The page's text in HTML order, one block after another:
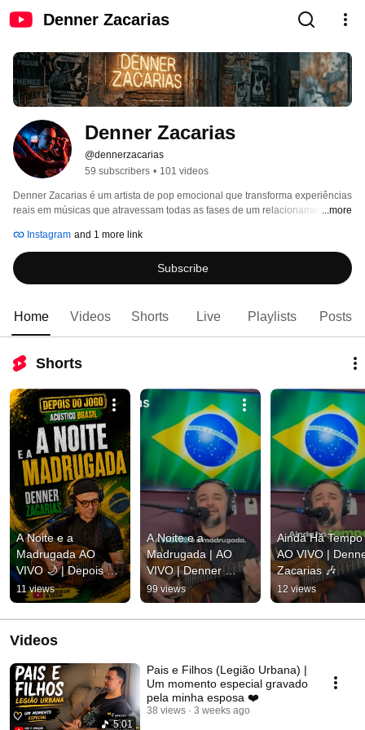
Denner Zacarias
Denner Zacarias
@dennerzacarias
59 subscribers • 101 videos
Denner Zacarias é um artista de pop emocional que transforma experiências
reais em músicas que atravessam todas as fases de um relacionamento —
...more
Instagram and 1 more link
Subscribe
Home Videos Shorts Live Playlists Posts
Shorts
A Noite e a
Madrugada AO
VIVO 🌙 | Depois do
Jogo Acústico Brasil
11 views
A Noite e a
Madrugada | AO
VIVO | Denner
Zacarias 🌙
99 views
Ainda Há Tempo
AO VIVO |
Zacarias 🎶
12 views
Videos
5:01
Pais e Filhos (Legião Urbana) |
Um momento especial gravado
pela minha esposa ❤️
38 views 3 weeks ago